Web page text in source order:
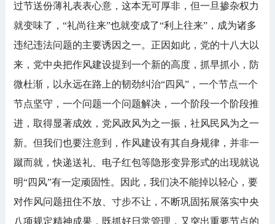
过节送份薄礼表表心意，这本无可厚非，但一旦掺杂权力
就变味了，“礼尚往来”也就变成了“利上往来”，成为诸多
违纪违法问题的主要诱因之一。正因如此，党的十八大以
来，党中央把作风建设提到一个新的高度，抓早抓小，防
微杜渐， 以永远在路上的韧劲纠治“四风”，一个节点一个
节点坚守，一个问题一个问题解决，一个阶段一个阶段推
进，取得显著成效，党风政风为之一振，社风民风为之一
新。 但我们也要注意到，作风建设有其自身规律，并非一
蹴而就，快递送礼、电子红包等隐形变异形式的出现就说
明“四风”有一定顽固性。因此，我们决不能掉以轻心，要
对作风问题扭住不放、寸步不让，不断巩固拓展落实中央
八项规定精神成果，既抓好日常管理，又突出重要节点的